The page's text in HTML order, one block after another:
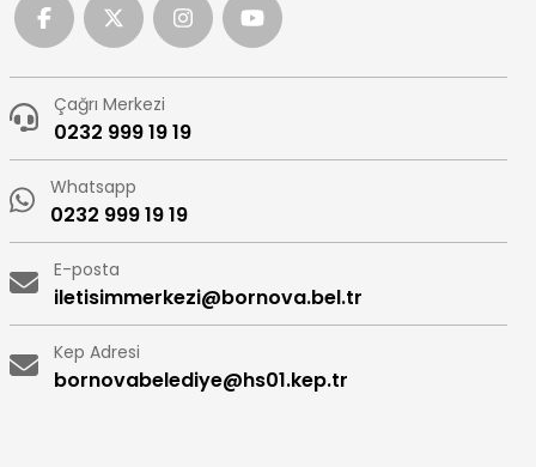
Çağrı Merkezi
0232 999 19 19
Whatsapp
0232 999 19 19
E-posta
iletisimmerkezi@bornova.bel.tr
Kep Adresi
bornovabelediye@hs01.kep.tr